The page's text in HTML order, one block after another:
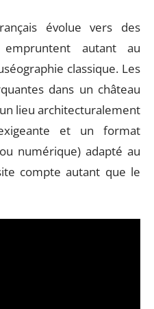
évolue vers des
autant au
classique. Les
dans un château
lieu architecturalement
et un format
numérique) adapté au
compte autant que le